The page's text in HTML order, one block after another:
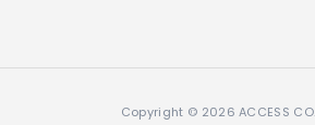
Copyright © 2026 ACCESS